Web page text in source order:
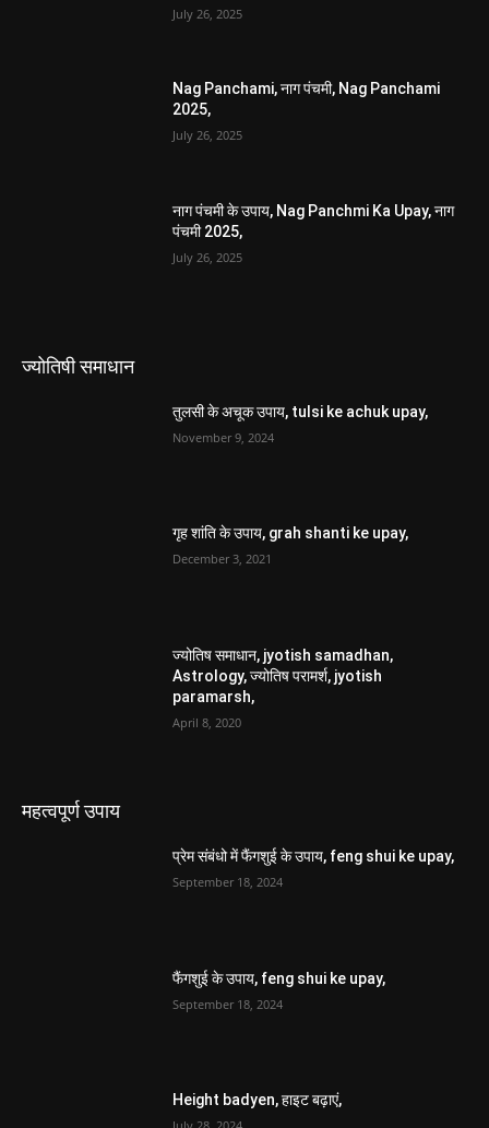
July 26, 2025
Nag Panchami, नाग पंचमी, Nag Panchami
2025,
July 26, 2025
नाग पंचमी के उपाय, Nag Panchmi Ka Upay, नाग
पंचमी 2025,
July 26, 2025
ज्योतिषी समाधान
तुलसी के अचूक उपाय, tulsi ke achuk upay,
November 9, 2024
गृह शांति के उपाय, grah shanti ke upay,
December 3, 2021
ज्योतिष समाधान, jyotish samadhan,
Astrology, ज्योतिष परामर्श, jyotish
paramarsh,
April 8, 2020
महत्वपूर्ण उपाय
प्रेम संबंधो में फैंगशुई के उपाय, feng shui ke upay,
September 18, 2024
फैंगशुई के उपाय, feng shui ke upay,
September 18, 2024
Height badyen, हाइट बढ़ाएं,